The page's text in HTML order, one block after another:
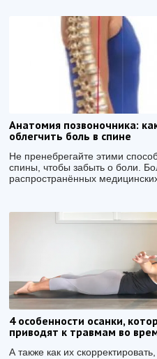
Анатомия позвоночника:
облегчить боль в спине
Не пренебрегайте этими
спины, чтобы забыть о боли.
распространённых
4 особенности осанки,
приводят к травмам во
А также как их